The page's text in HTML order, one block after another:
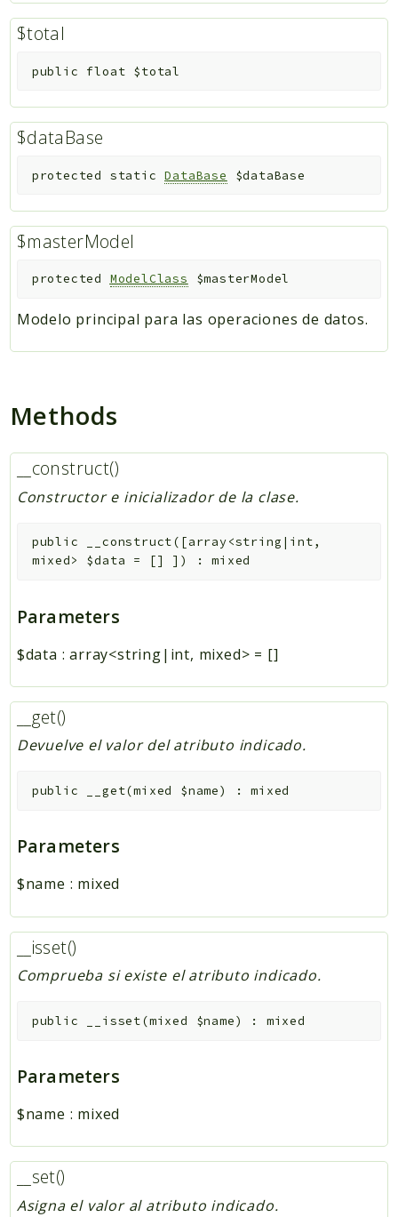
$total
public float $total
$dataBase
protected static DataBase $dataBase
$masterModel
protected ModelClass $masterModel
Modelo principal para las operaciones de datos.
Methods
__construct()
Constructor e inicializador de la clase.
public __construct( [array<string|int,
mixed> $data = [] ] ) :mixed
Parameters
$data :array<string|int, mixed> = []
__get()
Devuelve el valor del atributo indicado.
public __get(mixed $name) :mixed
Parameters
$name : mixed
__isset()
Comprueba si existe el atributo indicado.
public __isset(mixed $name) : mixed
Parameters
$name : mixed
__set()
Asigna el valor al atributo indicado.